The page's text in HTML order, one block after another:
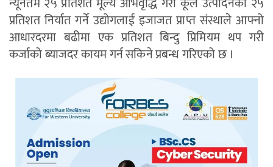
प्रतिशत निर्यात गर्ने उद्योगलाई इजाजत प्राप्त संस्थाले आफ्नो
आधारदरमा बढीमा एक प्रतिशत बिन्दु प्रिमियम थप गरी
कर्जाको ब्याजदर कायम गर्न सकिने प्रबन्ध गरिएको छ ।